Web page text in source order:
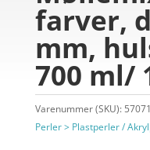
farver,
mm,
700 ml/
Varenummer (SKU):
Perler > Plastperler /